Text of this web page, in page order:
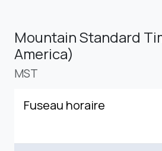
Mountain Standard
America)
MST
Fuseau horaire